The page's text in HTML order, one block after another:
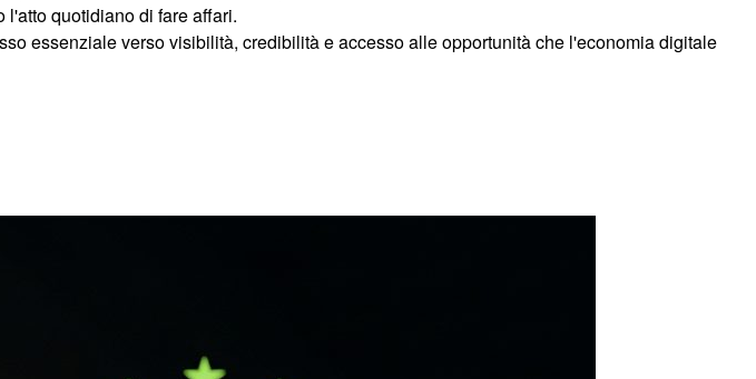
quotidiano di fare affari.
essenziale verso visibilità, credibilità e accesso alle opportunità che l'economia digitale